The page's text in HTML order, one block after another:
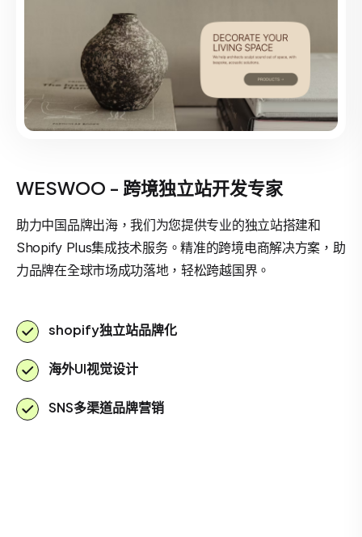
WESWOO - 跨境独立站开发专家
助力中国品牌出海，我们为您提供专业的独立站搭建和
Shopify Plus集成技术服务。精准的跨境电商解决方案，助
力品牌在全球市场成功落地，轻松跨越国界。
shopify独立站品牌化
海外UI视觉设计
SNS多渠道品牌营销